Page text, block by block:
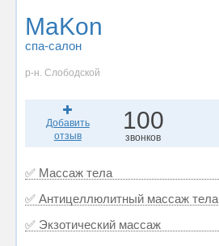
MaKon
спа-салон
р-н. Слободской
Добавить
отзыв
100
звонков
✅ Массаж тела
✅ Антицеллюлитный массаж тела
✅ Экзотический массаж